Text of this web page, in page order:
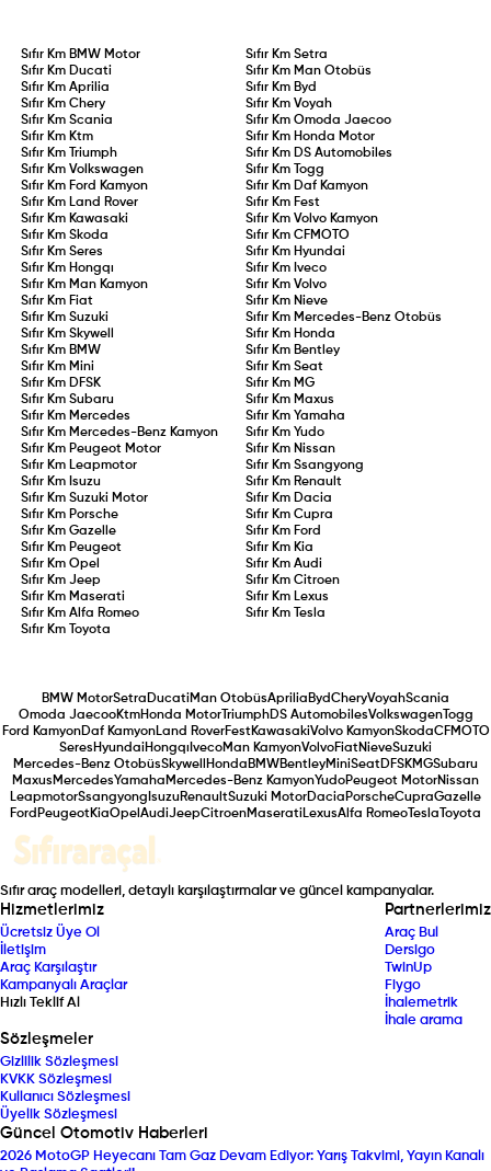
Sıfır Km BMW Motor Sıfır Km Setra
Sıfır Km Ducati Sıfır Km Man Otobüs
Sıfır KmAprilia Sıfır Km Byd
Sıfır KmChery Sıfır Km Voyah
Sıfır KmScania Sıfır Km Omoda Jaecoo
Sıfır Km Ktm Sıfır Km Honda Motor
Sıfır Km
Triumph Sıfır Km DS Automobiles
Sıfır KmVolkswagen Sıfır Km
Togg
Sıfır Km Ford Kamyon Sıfır Km Daf Kamyon
Sıfır Km Land Rover Sıfır Km Fest
Sıfır Km Kawasaki Sıfır Km Volvo Kamyon
Sıfır KmSkoda Sıfır Km CFMOTO
Sıfır KmSeres Sıfır Km Hyundai
Sıfır Km Hongqı Sıfır Km Iveco
Sıfır Km Man Kamyon Sıfır Km Volvo
Sıfır Km Fiat Sıfır Km Nieve
Sıfır KmSuzuki Sıfır Km Mercedes-Benz Otobüs
Sıfır KmSkywell Sıfır Km Honda
Sıfır Km BMW Sıfır Km Bentley
Sıfır Km Mini Sıfır Km Seat
Sıfır Km DFSK Sıfır Km MG
Sıfır KmSubaru Sıfır Km Maxus
Sıfır Km Mercedes Sıfır Km Yamaha
Sıfır Km Mercedes-Benz Kamyon Sıfır Km Yudo
Sıfır Km Peugeot Motor Sıfır Km Nissan
Sıfır Km Leapmotor Sıfır Km Ssangyong
Sıfır Km Isuzu Sıfır Km Renault
Sıfır KmSuzuki Motor Sıfır Km Dacia
Sıfır Km Porsche Sıfır Km Cupra
Sıfır KmGazelle Sıfır Km Ford
Sıfır Km Peugeot Sıfır Km Kia
Sıfır KmOpel Sıfır Km Audi
Sıfır KmJeep Sıfır Km Citroen
Sıfır Km Maserati Sıfır Km Lexus
Sıfır KmAlfa Romeo Sıfır Km
Tesla
Sıfır Km
Toyota
BMW MotorSetra Ducati Man OtobüsAprilia BydCheryVoyahScania
Omoda JaecooKtmHonda MotorTriumphDS AutomobilesVolkswagenTogg
Ford KamyonDaf KamyonLand RoverFestKawasakiVolvo KamyonSkodaCFMOTO
Seres Hyundai Hongqı IvecoMan KamyonVolvoFiatNieveSuzuki
Mercedes-Benz OtobüsSkywell Honda BMWBentleyMiniSeatDFSKMGSubaru
Maxus MercedesYamaha Mercedes-Benz KamyonYudoPeugeot MotorNissan
LeapmotorSsangyong IsuzuRenaultSuzuki MotorDacia PorscheCupraGazelle
Ford PeugeotKiaOpel AudiJeepCitroenMaserati LexusAlfa Romeo Tesla Toyota
Sıfır araç modelleri, detaylı karşılaştırmalar ve güncel kampanyalar.
Hizmetlerimiz
Ücretsiz Üye Ol
İletişim
Araç Karşılaştır
Kampanyalı Araçlar
Hızlı Teklif Al
Partnerlerimiz
Araç Bul
Dersigo
TwinUp
Fiygo
İhalemetrik
İhale arama
Sözleşmeler
Gizlilik Sözleşmesi
KVKK Sözleşmesi
Kullanıcı Sözleşmesi
Üyelik Sözleşmesi
Güncel Otomotiv Haberleri
2026 MotoGP Heyecanı Tam Gaz Devam Ediyor: Yarış Takvimi, Yayın Kanalı